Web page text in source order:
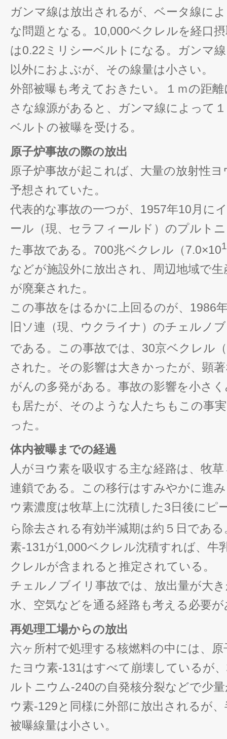
ガンマ線は放出されるが、ベータ線に
な問題となる。10,000ベクレルを経口
は0.22ミリシーベルトになる。ガンマ
以外におよぶが、その線量は小さい。
外部被曝も考えておきたい。１ｍの距
さな線源があると、ガンマ線によって
ベルトの被曝を受ける。
原子炉事故の際の放出
原子炉事故が起これば、大量の放射性
予想されていた。
代表的な事故の一つが、1957年10月に
ール（現、セラフィールド）のプルト
た事故である。700兆ベクレル（7.0×10
などが施設外に放出され、周辺地域で
が廃棄された。
この事故をはるかに上回るのが、1986
旧ソ連（現、ウクライナ）のチェルノ
である。この事故では、30京ベクレル
された。その影響は大きかったが、顕
がんの多発がある。事故の影響を小さ
も居たが、そのような人たちもこの事
った。
体内被曝までの経過
人がヨウ素を吸収する主な経路は、
連鎖である。この移行はすみやかに進
ウ素濃度は牧草上に沈積した3日後にピ
ら除去される有効半減期は約５日であ
素-131が1,000ベクレル沈積すれば、牛
クレルが含まれると推定されている。
チェルノブイリ事故では、放出量が大
水、空気などを通る経路も考える必要
再処理工場からの放出
六ヶ所村で処理する核燃料の中には、
たヨウ素-131はすべて崩壊しているが
ルトニウム-240の自発核分裂などで少
ウ素-129と同様に外部に放出されるが
被曝線量は小さい。